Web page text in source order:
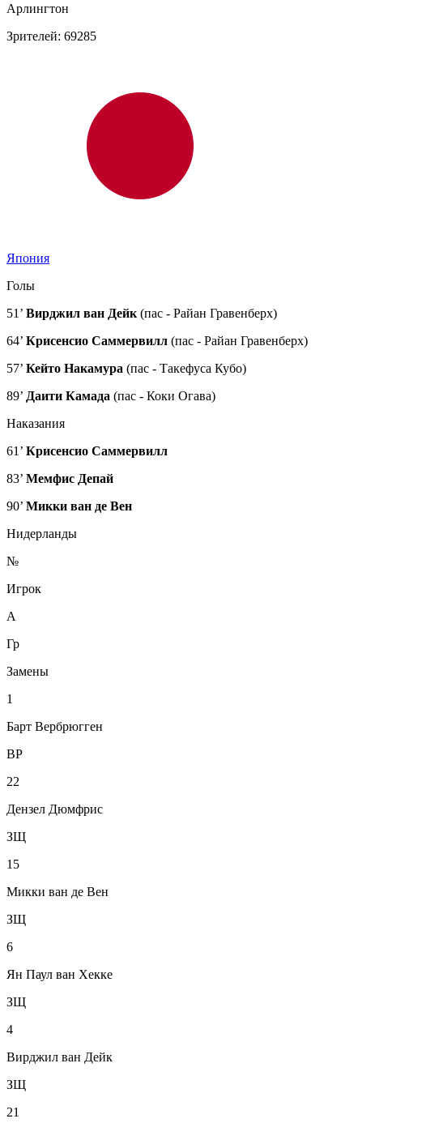
Арлингтон
Зрителей: 69285
Япония
Голы
51’ Вирджил ван Дейк (пас - Райан Гравенберх)
64’ Крисенсио Саммервилл (пас - Райан Гравенберх)
57’ Кейто Накамура (пас - Такефуса Кубо)
89’ Даити Камада (пас - Коки Огава)
Наказания
61’ Крисенсио Саммервилл
83’ Мемфис Депай
90’ Микки ван де Вен
Нидерланды
№
Игрок
А
Гр
Замены
1
Барт Вербрюгген
ВР
22
Дензел Дюмфрис
ЗЩ
15
Микки ван де Вен
ЗЩ
6
Ян Паул ван Хекке
ЗЩ
4
Вирджил ван Дейк
ЗЩ
21